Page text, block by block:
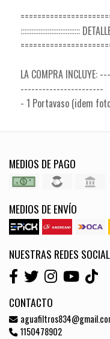
:::::::::::::::::::::::::::::::::
LA COMPRA
-----------------------
- 1 Portavaso (idem
MEDIOS DE PAGO
MEDIOS DE ENVÍO
NUESTRAS REDES
CONTACTO
1150478902